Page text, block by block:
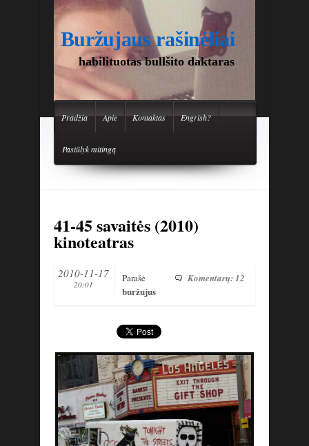
Buržujaus rašinėliai
habilituotas bullšito daktaras
Pradžia Apie Kontaktas Engrish?
Pasiūlyk mitingą
41-45 savaitės (2010)
kinoteatras
2010-11-17
20:01
Komentarų: 12
Parašė
buržujus